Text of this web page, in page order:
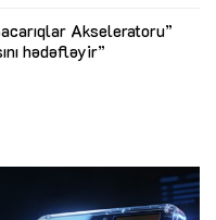
Akseleratoru”
hədəfləyir”